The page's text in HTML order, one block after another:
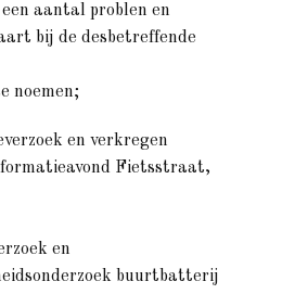
aantal problen en
bij de desbetreffende
noemen;
en verkregen
Fietsstraat,
en
buurtbatterij